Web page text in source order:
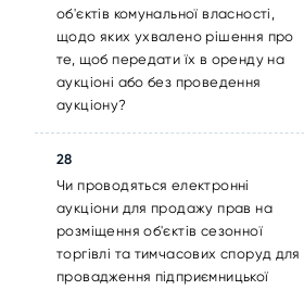
об'єктів комунальної власності,
щодо яких ухвалено рішення про
те, щоб передати їх в оренду на
аукціоні або без проведення
аукціону?
28
Чи проводяться електронні
аукціони для продажу прав на
розміщення об'єктів сезонної
торгівлі та тимчасових споруд для
провадження підприємницької